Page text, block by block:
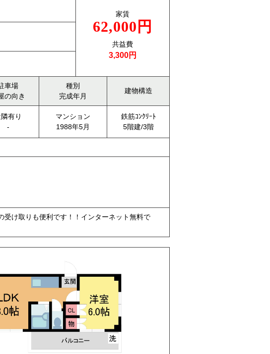
家賃
62,000円
共益費
3,300円
車場
の向き
種別
完成年月
建物構造
有り
-
マンション
1988年5月
鉄筋ｺﾝｸﾘｰﾄ
5階建/3階
受け取りも便利です！！インターネット無料で